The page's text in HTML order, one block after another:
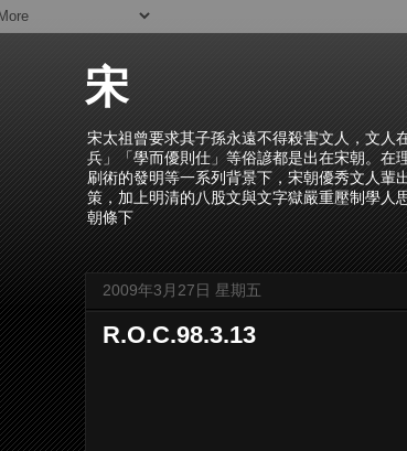
宋
宋太祖曾要求其子孫永遠不得殺害文人，文人
兵」「學而優則仕」等俗諺都是出在宋朝。在
刷術的發明等一系列背景下，宋朝優秀文人輩
策，加上明清的八股文與文字獄嚴重壓制學人
朝條下
2009年3月27日 星期五
R.O.C.98.3.13